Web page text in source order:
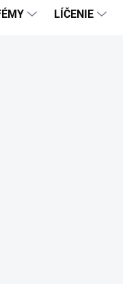
LÍČENIE